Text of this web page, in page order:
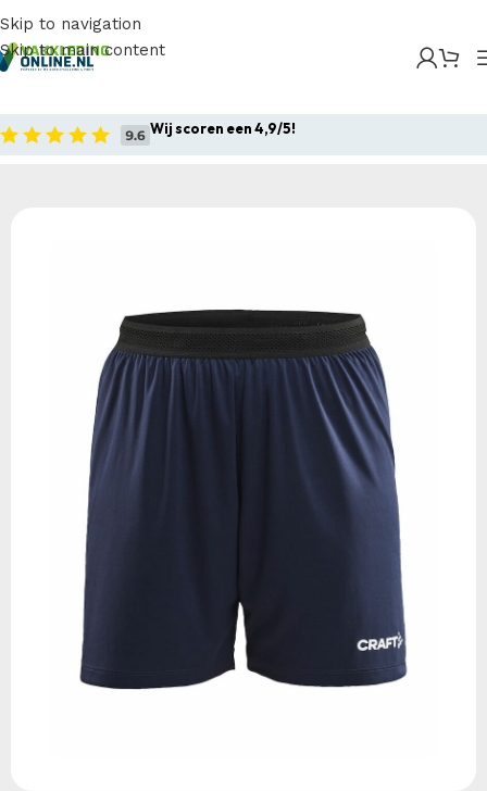
Skip to navigation
Skip to main content
Wij scoren een 4,9/5!
Wmn